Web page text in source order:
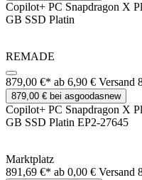
Copilot+ PC Snapdragon X
GB SSD Platin
REMADE
879,00 €* ab 6,90 € Versand
879,00 € bei asgoodasnew
Copilot+ PC Snapdragon X
GB SSD Platin EP2-27645
Marktplatz
891,69 €* ab 0,00 € Versand